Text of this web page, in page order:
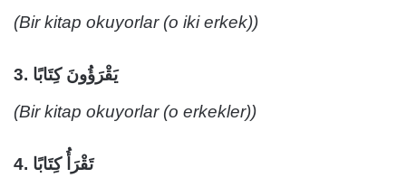
(Bir kitap okuyorlar (o iki erkek))
3. يَقْرَؤُونَ كِتَابًا
(Bir kitap okuyorlar (o erkekler))
4. تَقْرَأُ كِتَابًا